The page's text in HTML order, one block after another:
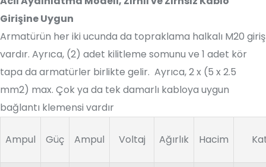
Girişine Uygun
Armatürün her iki ucunda da topraklama halkalı M20 giriş
vardır. Ayrıca, (2) adet kilitleme somunu ve 1 adet kör
tapa da armatürler birlikte gelir. Ayrıca, 2 x (5 x 2.5
mm2) max. Çok ya da tek damarlı kabloya uygun
bağlantı klemensi vardır
Ampul Güç Ampul Voltaj Ağırlık Hacim